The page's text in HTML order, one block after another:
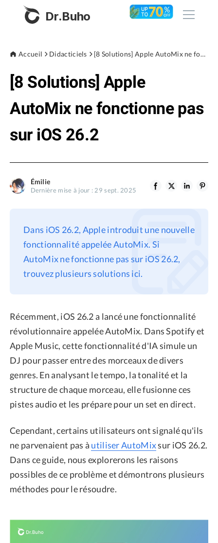
Dr.Buho
Produits
BuhoCleaner
BuhoRepair
BuhoLaunchpad
Boutique
Blog
L'entreprise
Confidentialité
Conditions générales
Politique de
remboursement
Accueil Didacticiels [8 Solutions] Apple AutoMix ne fonctionne pas sur iOS 26.2
[8 Solutions] Apple
AutoMix ne fonctionne pas
sur iOS 26.2
Émilie
Dernière mise à jour : 29 sept. 2025
Dans iOS 26.2, Apple introduit une nouvelle
fonctionnalité appelée AutoMix. Si
AutoMix ne fonctionne pas sur iOS 26.2,
trouvez plusieurs solutions ici.
Récemment, iOS 26.2 a lancé une fonctionnalité
révolutionnaire appelée AutoMix. Dans Spotify et
Apple Music, cette fonctionnalité d'IA simule un
DJ pour passer entre des morceaux de divers
genres. En analysant le tempo, la tonalité et la
structure de chaque morceau, elle fusionne ces
pistes audio et les prépare pour un set en direct.
Cependant, certains utilisateurs ont signalé qu'ils
ne parvenaient pas à utiliser AutoMixsur iOS 26.2.
Dans ce guide, nous explorerons les raisons
possibles de ce problème et démontrons plusieurs
méthodes pour le résoudre.